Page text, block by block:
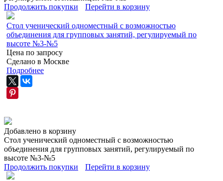
Продолжить покупки
Перейти в корзину
Стол ученический одноместный с возможностью
объединения для групповых занятий, регулируемый по
высоте №3-№5
Цена по запросу
Сделано в Москве
Подробнее
Добавлено в корзину
Стол ученический одноместный с возможностью
объединения для групповых занятий, регулируемый по
высоте №3-№5
Продолжить покупки
Перейти в корзину